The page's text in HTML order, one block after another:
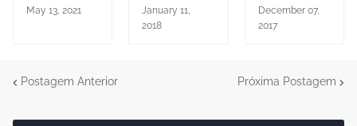
May 13, 2021
January 11,
2018
December 07,
2017
Postagem Anterior Próxima Postagem